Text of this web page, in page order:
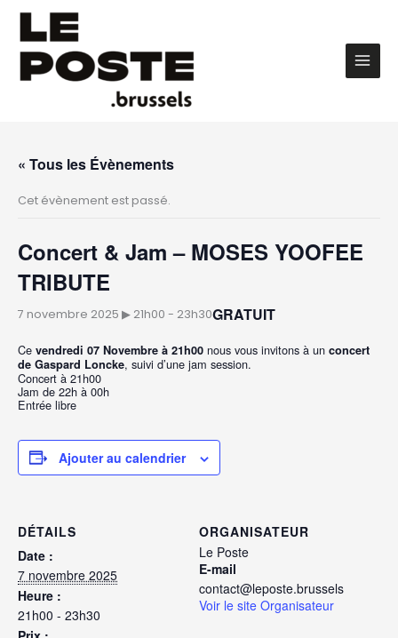
contenu
Main
« Tous les Évènements
Cet évènement est passé.
Concert & Jam – MOSES YOOFEE
TRIBUTE
7 novembre 2025 ▶︎ 21h00 - 23h30GRATUIT
Ce vendredi 07 Novembre à 21h00 nous vous invitons à un concert
de Gaspard Loncke, suivi d’une jam session.
Concert à 21h00
Jam de 22h à 00h
Entrée libre
Ajouter au calendrier
DÉTAILS
Date :
7 novembre 2025
Heure :
21h00 - 23h30
ORGANISATEUR
Le Poste
E-mail
contact@leposte.brussels
Voir le site Organisateur